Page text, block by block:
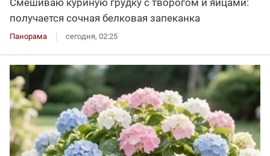
получается сочная белковая запеканка
Панорама сегодня, 02:25